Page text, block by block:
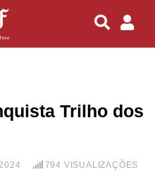
Trilho dos
794 VISUALIZAÇÕES